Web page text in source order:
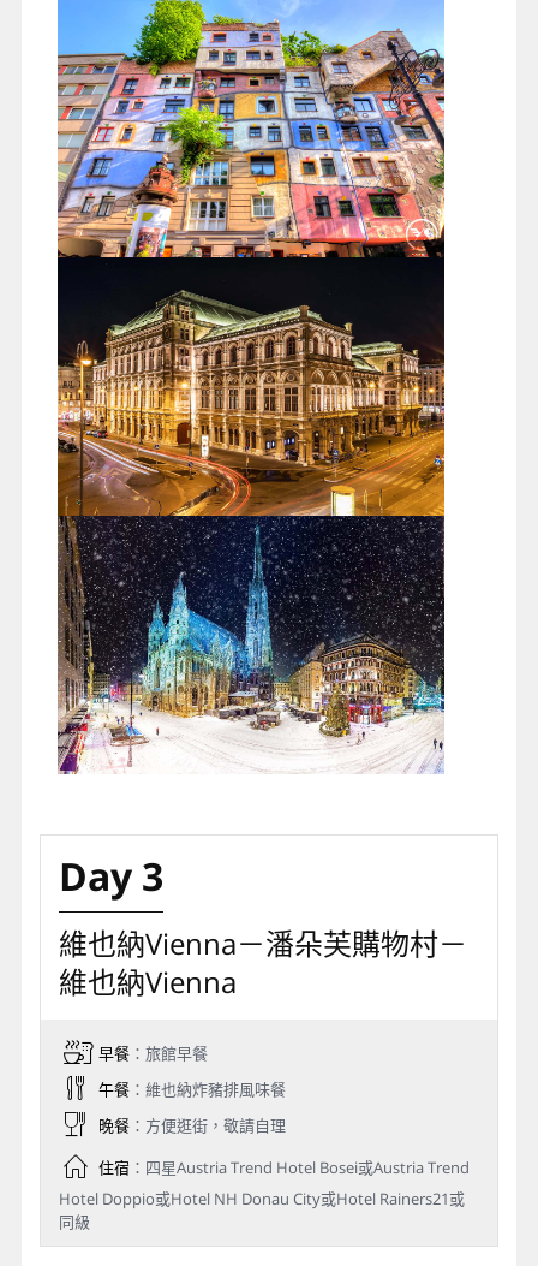
Day 3
維也納Vienna－潘朵芙購物村－
維也納Vienna
早餐：旅館早餐
午餐：維也納炸豬排風味餐
晚餐：方便逛街，敬請自理
住宿：四星Austria Trend Hotel Bosei或Austria Trend
Hotel Doppio或Hotel NH Donau City或Hotel Rainers21或
同級